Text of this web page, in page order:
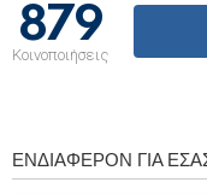
879
Κοινοποιήσεις